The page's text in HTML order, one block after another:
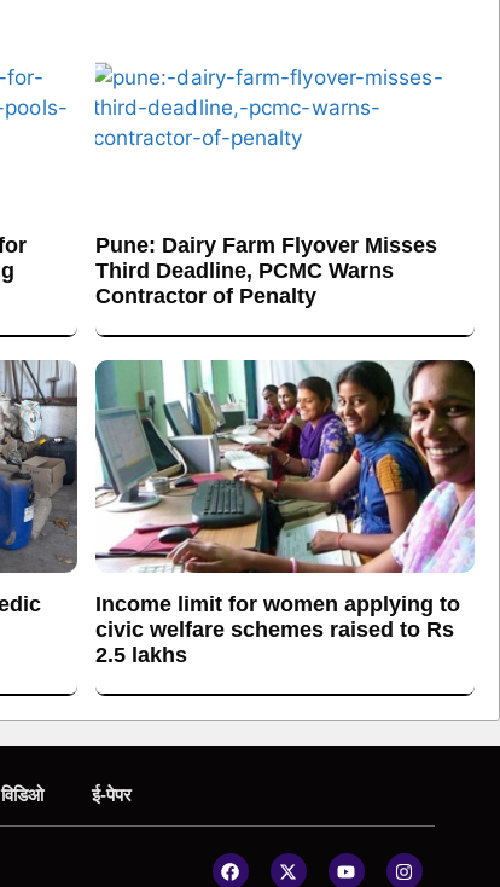
Pune: Dairy Farm Flyover Misses
Third Deadline, PCMC Warns
Contractor of Penalty
Income limit for women applying to
civic welfare schemes raised to Rs
2.5 lakhs
विडिओ ई-पेपर